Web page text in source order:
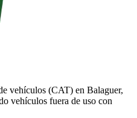
vehículos (CAT) en Balaguer,
vehículos fuera de uso con